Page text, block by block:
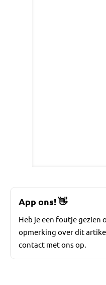
App ons!👋
Heb je een foutje gezien
opmerking over dit
contact met ons op.